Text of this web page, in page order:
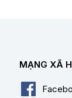
MẠNG XÃ